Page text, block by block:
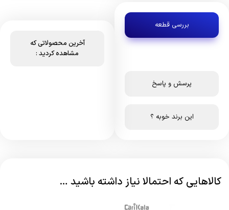
بررسی قطعه
پرسش و پاسخ
این برند خوبه ؟
آخرین محصولاتی که
مشاهده کردید :
کالاهایی که احتمالا نیاز داشته باشید …